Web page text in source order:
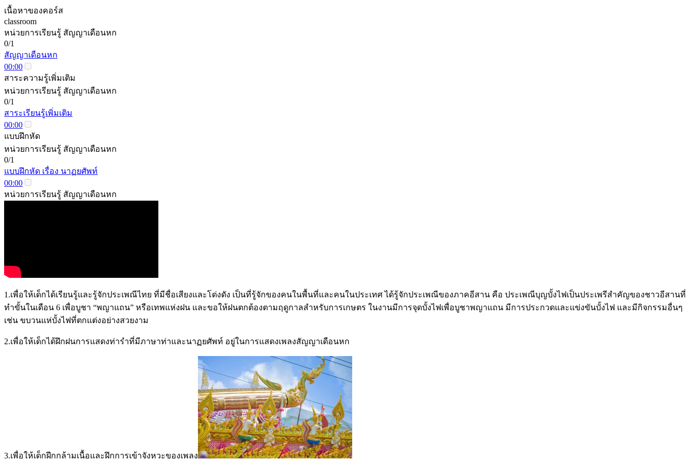
เนื้อหาของคอร์ส
classroom
หน่วยการเรียนรู้ สัญญาเดือนหก
0/1
สัญญาเดือนหก
00:00
สาระความรู้เพิ่มเติม
หน่วยการเรียนรู้ สัญญาเดือนหก
0/1
สาระเรียนรู้เพิ่มเติม
00:00
แบบฝึกหัด
หน่วยการเรียนรู้ สัญญาเดือนหก
0/1
แบบฝึกหัด เรื่อง นาฏยศัพท์
00:00
หน่วยการเรียนรู้ สัญญาเดือนหก
1.เพื่อให้เด็กได้เรียนรู้และรู้จักประเพณีไทย ที่มีชื่อเสียงและโด่งดัง เป็นที่รู้จักของคนในพื้นที่และคนในประเทศ ได้รู้จักประเพณีของภาคอีสาน คือ ประเพณีบุญบั้งไฟเป็นประเพรีสำคัญของชาวอีสานที่
ทำขั้นในเดือน 6 เพื่อบูชา “พญาแถน” หรือเทพแห่งฝน และขอให้ฝนตกต้องตามฤดูกาลสำหรับการเกษตร ในงานมีการจุดบั้งไฟเพื่อบูชาพญาแถน มีการประกวดและแข่งขันบั้งไฟ และมีกิจกรรมอื่นๆ
เช่น ขบวนแห่บั้งไฟที่ตกแต่งอย่างสวยงาม
2.เพื่อให้เด็กได้ฝึกฝนการแสดงท่ารำที่มีภาษาท่าและนาฏยศัพท์ อยู่ในการแสดงเพลงสัญญาเดือนหก
3.เพื่อให้เด็กฝีกกล้ามเนื้อและฝึกการเข้าจังหวะของเพลง